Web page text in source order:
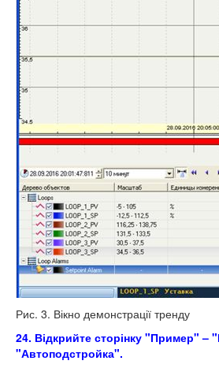
Рис. 3. Вікно демонстрації тренду
24. Відкрийте сторінку "Пример" –
"Автоподстройка".